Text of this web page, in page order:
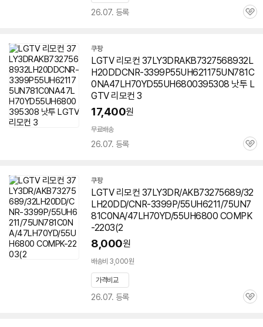
26.07. 등록
관
쿠팡
LGTV 리모컨 37LY3DRAKB7327568932L
H20DDCNR-3399P55UH621175UN781C
0NA47LH70YD55UH6800395308 낫투 L
GTV 리모컨 3
17,400원
무료배송
26.07. 등록
관
쿠팡
LGTV 리모컨 37LY3DR/AKB73275689/32
LH20DD/CNR-3399P/55UH6211/75UN7
81C0NA/47LH70YD/55UH6800 COMPK
-2203(2
8,000원
배송비 3,000원
가격비교
26.07. 등록
관